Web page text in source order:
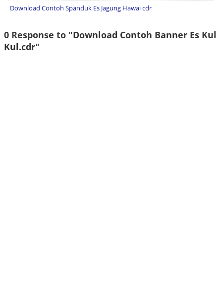
Download Contoh Spanduk Es Jagung Hawai cdr
0 Response to "Download Contoh Banner Es Kul
Kul.cdr"